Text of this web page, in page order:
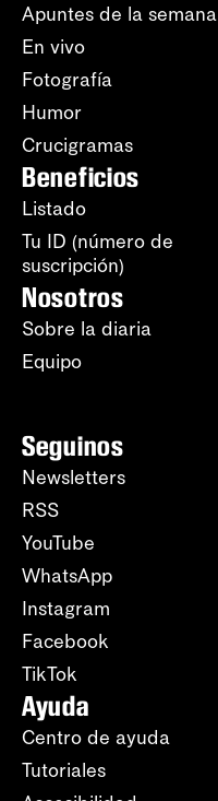
Apuntes de la semana
En vivo
Fotografía
Humor
Crucigramas
Beneficios
Listado
Tu ID (número de
suscripción)
Nosotros
Sobre la diaria
Equipo
Seguinos
Newsletters
RSS
YouTube
WhatsApp
Instagram
Facebook
TikTok
Ayuda
Centro de ayuda
Tutoriales